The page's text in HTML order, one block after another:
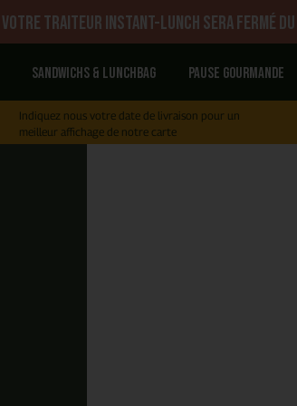
Votre traiteur Instant-Lunch sera fermé du
Sandwichs & Lunchbag Pause gourmande
Indiquez nous votre date de livraison pour un
meilleur affichage de notre carte